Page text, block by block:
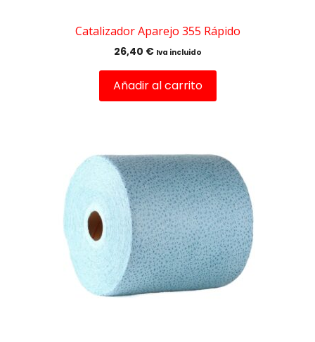
Catalizador Aparejo 355 Rápido
26,40 € Iva incluido
Añadir al carrito